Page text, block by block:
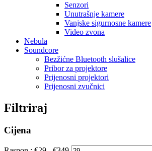
Senzori
Unutrašnje kamere
Vanjske sigurnosne kamere
Video zvona
Nebula
Soundcore
Bezžićne Bluetooth slušalice
Pribor za projektore
Prijenosni projektori
Prijenosni zvučnici
Filtriraj
Cijena